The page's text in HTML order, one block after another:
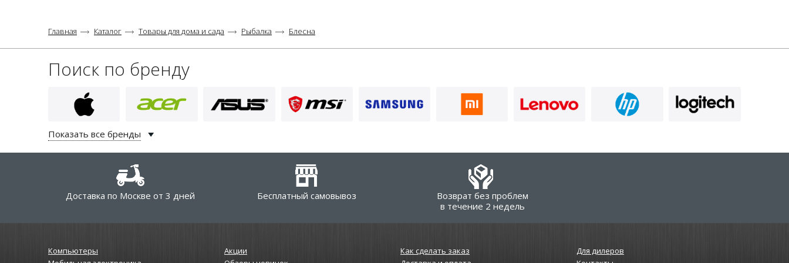
Главная Каталог Товары для дома и сада Рыбалка Блесна
Поиск по бренду
Показать все бренды
Доставка по Москве от 3 дней Бесплатный самовывоз
Возврат без проблем
в течение 2 недель
Компьютеры
Акции
Как сделать заказ
Для дилеров